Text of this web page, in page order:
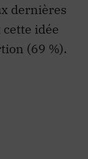
dernières
idée
(69 %).